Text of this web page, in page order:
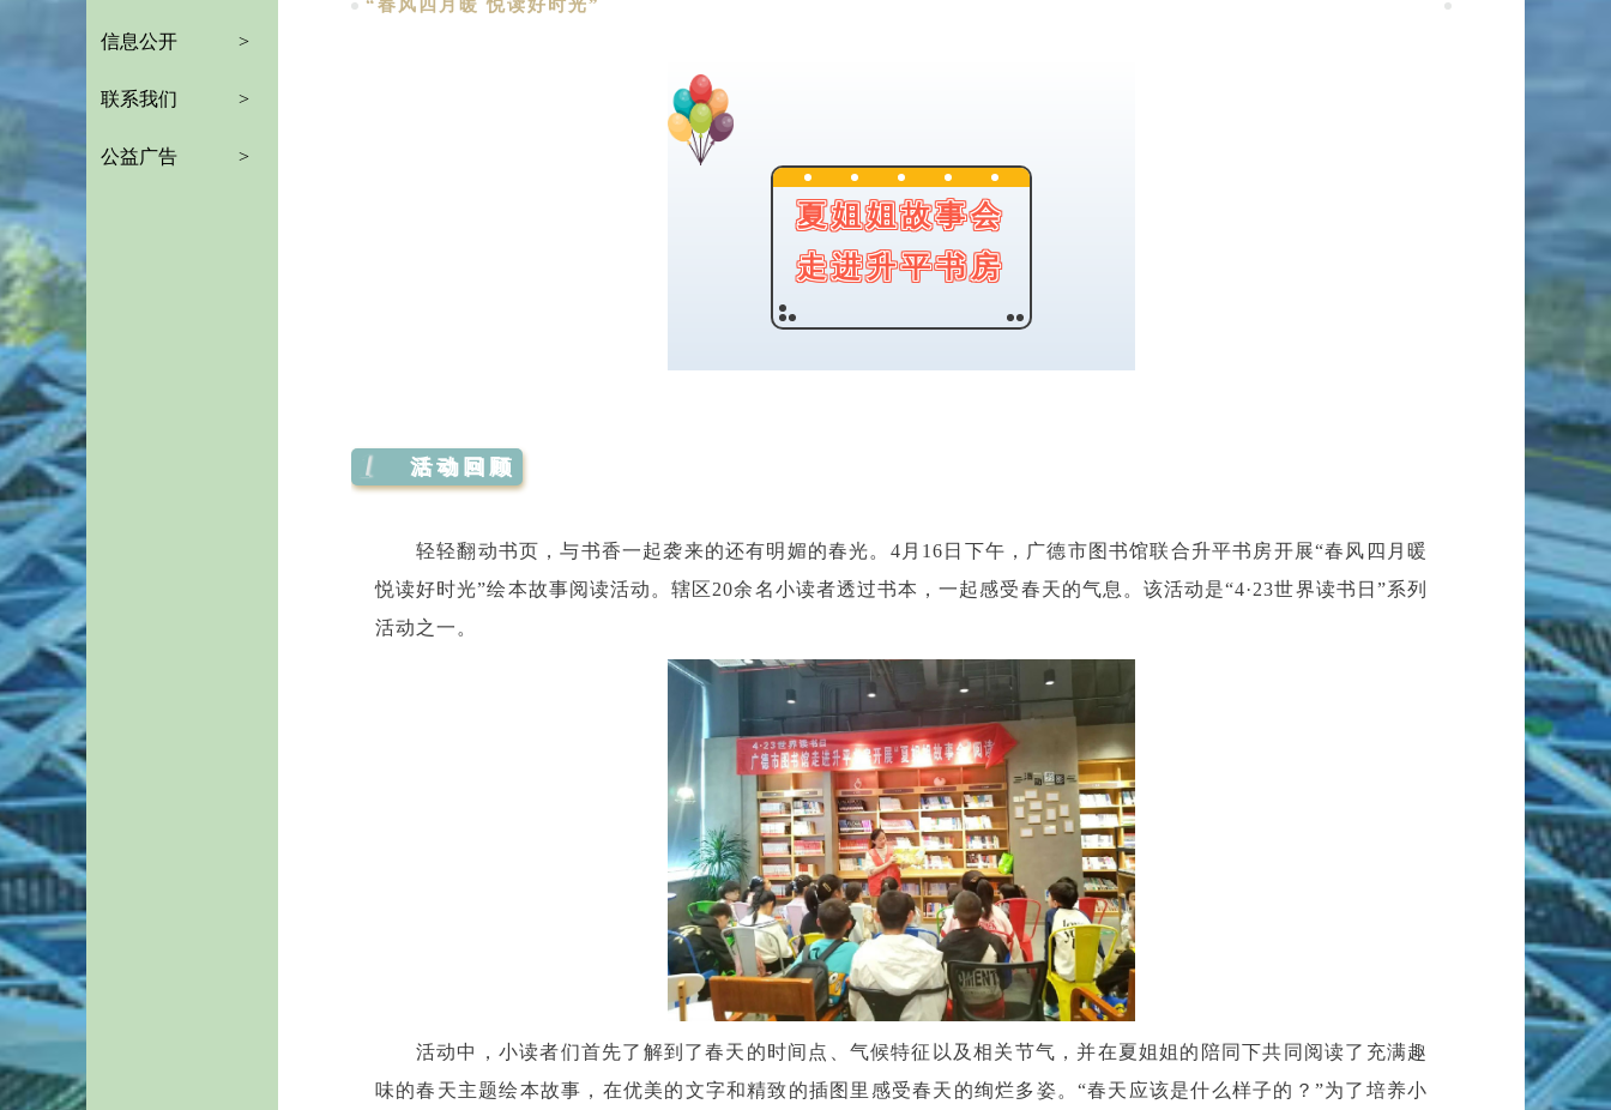
信息公开 >
联系我们 >
公益广告 >
“春风四月暖 悦读好时光”
夏姐姐故事会
走进升平书房
1 活动回顾
轻轻翻动书页，与书香一起袭来的还有明媚的春光。4月16日下午，广德市图书馆联合升平书房开展“春风四月暖
悦读好时光”绘本故事阅读活动。辖区20余名小读者透过书本，一起感受春天的气息。该活动是“4·23世界读书日”系列
活动之一。
活动中，小读者们首先了解到了春天的时间点、气候特征以及相关节气，并在夏姐姐的陪同下共同阅读了充满趣
味的春天主题绘本故事，在优美的文字和精致的插图里感受春天的绚烂多姿。“春天应该是什么样子的？”为了培养小